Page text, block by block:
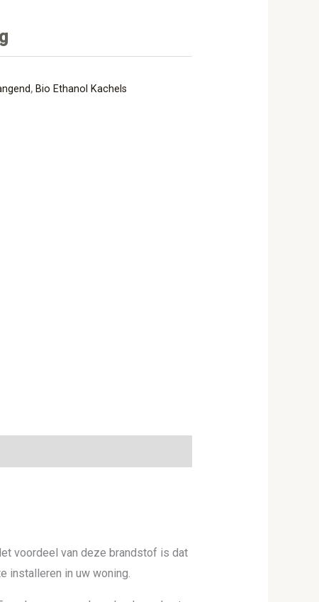
, Bio Ethanol Kachels
voordeel van deze brandstof is dat
installeren in uw woning.